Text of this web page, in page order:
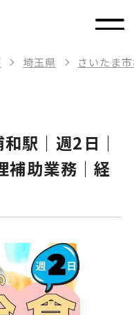
埼玉県 さいたま
駅｜週2日｜
補助業務｜経